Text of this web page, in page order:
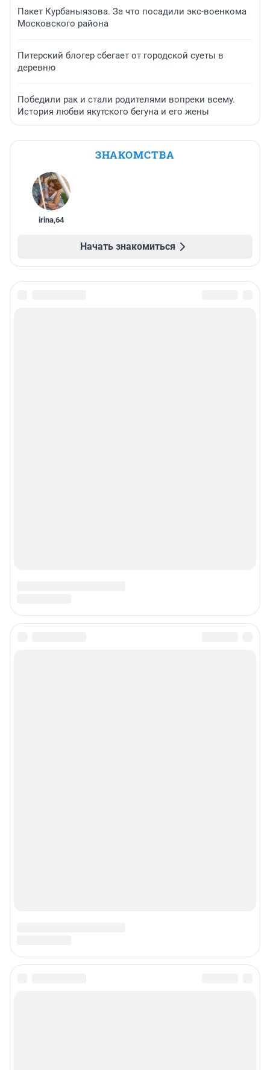
Пакет Курбаныязова. За что посадили экс-военкома
Московского района
Питерский блогер сбегает от городской суеты в
деревню
Победили рак и стали родителями вопреки всему.
История любви якутского бегуна и его жены
ЗНАКОМСТВА
irina,64
Начать знакомиться